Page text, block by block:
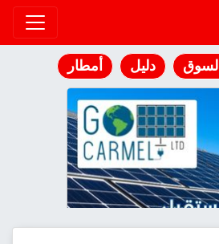
السوق دليل أمطار